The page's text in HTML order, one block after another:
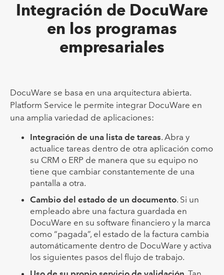
Integración de DocuWare
en los programas
empresariales
DocuWare se basa en una arquitectura abierta.
Platform Service le permite integrar DocuWare en
una amplia variedad de aplicaciones:
Integración de una lista de tareas. Abra y
actualice tareas dentro de otra aplicación como
su CRM o ERP de manera que su equipo no
tiene que cambiar constantemente de una
pantalla a otra.
Cambio del estado de un documento. Si un
empleado abre una factura guardada en
DocuWare en su software financiero y la marca
como “pagada”, el estado de la factura cambia
automáticamente dentro de DocuWare y activa
los siguientes pasos del flujo de trabajo.